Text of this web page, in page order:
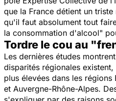
que la France détient un
qu'il faut absolument tout
la consommation d'alcool"
Tordre le cou au
Les dernières études
disparités régionales
plus élevées dans les
et Auvergne-Rhône-Alpes.